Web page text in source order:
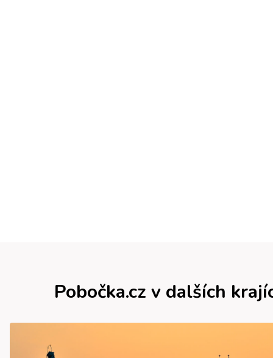
Pobočka.cz v dalších